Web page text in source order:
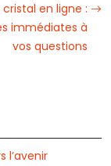
cristal en ligne :
immédiates à
vos questions
l’avenir